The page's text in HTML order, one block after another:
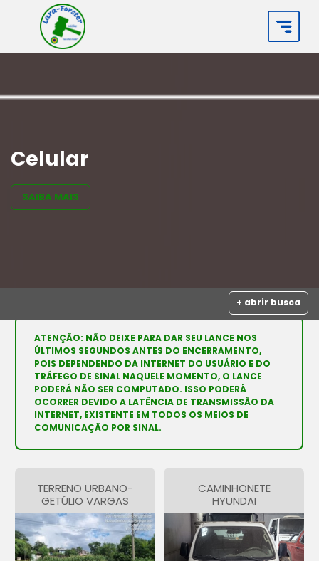
Celular
SAIBA MAIS
+ abrir busca
ATENÇÃO: NÃO DEIXE PARA DAR SEU LANCE NOS
ÚLTIMOS SEGUNDOS ANTES DO ENCERRAMENTO,
POIS DEPENDENDO DA INTERNET DO USUÁRIO E DO
TRÁFEGO DE SINAL NAQUELE MOMENTO, O LANCE
PODERÁ NÃO SER COMPUTADO. ISSO PODERÁ
OCORRER DEVIDO A LATÊNCIA DE TRANSMISSÃO DA
INTERNET, EXISTENTE EM TODOS OS MEIOS DE
COMUNICAÇÃO POR SINAL.
TERRENO URBANO-
GETÚLIO VARGAS
CAMINHONETE
HYUNDAI